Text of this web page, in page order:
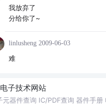
我放弃了
分给你了~
linlusheng 2009-06-03
难
电子技术网站